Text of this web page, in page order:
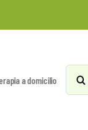
a domicilio
Buscar: